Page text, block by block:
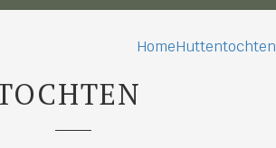
Huttentochten
Home